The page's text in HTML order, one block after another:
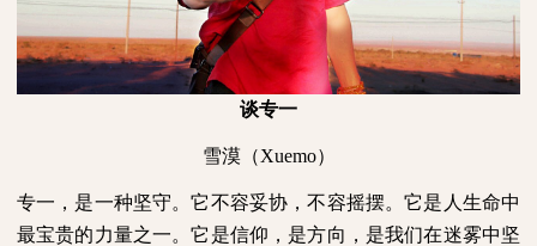
谈专一
雪漠（Xuemo）
专一，是一种坚守。它不容妥协，不容摇摆。它是人生命中
最宝贵的力量之一。它是信仰，是方向，是我们在迷雾中坚